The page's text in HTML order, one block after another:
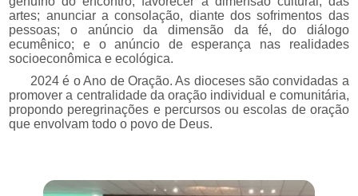
artes; anunciar a consolação, diante dos sofrimentos das
pessoas; o anúncio da dimensão da fé, do diálogo
ecumênico; e o anúncio de esperança nas realidades
socioeconômica e ecológica.
2024 é o Ano de Oração​. As dioceses são convidadas a
promover a centralidade da oração individual e comunitária,
propondo peregrinações e percursos ou escolas de oração
que envolvam todo o povo de Deus. ​